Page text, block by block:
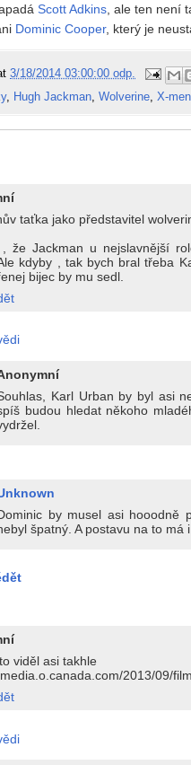
Scott Adkins, ale ten není
Dominic Cooper, který je
3/18/2014 03:00:00 odp.
, Hugh Jackman Wolverine X-men
taťka jako představitel
, že Jackman u nejslavnější
kdyby , tak bych bral třeba
bijec by mu sedl.
Karl Urban by byl asi
budou hledat někoho
by musel asi hooodně
špatný. A postavu na to má
viděl asi takhle
2013/09/